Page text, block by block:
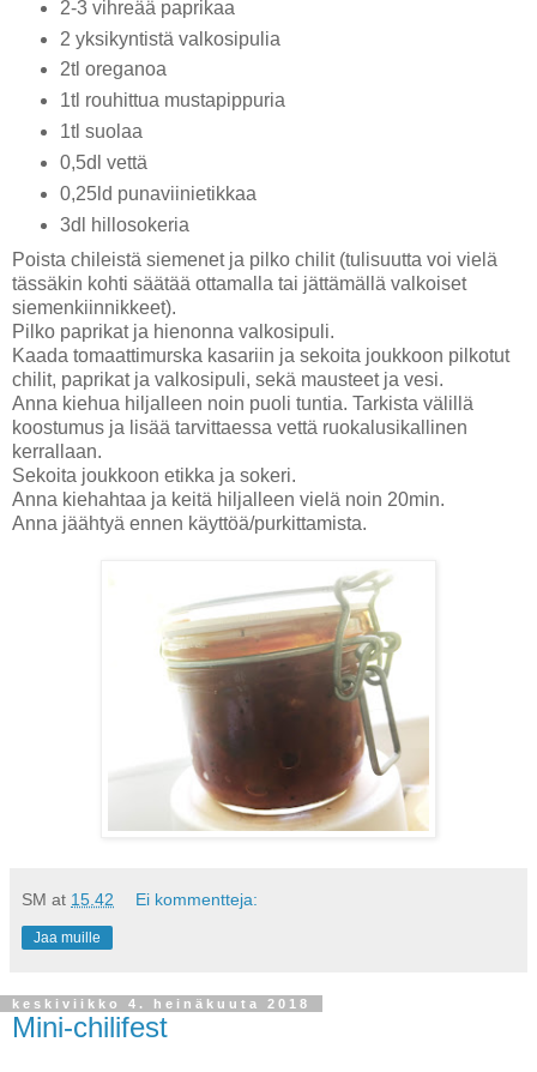
2-3 vihreää paprikaa
2 yksikyntistä valkosipulia
2tl oreganoa
1tl rouhittua mustapippuria
1tl suolaa
0,5dl vettä
0,25ld punaviinietikkaa
3dl hillosokeria
Poista chileistä siemenet ja pilko chilit (tulisuutta voi vielä
tässäkin kohti säätää ottamalla tai jättämällä valkoiset
siemenkiinnikkeet).
Pilko paprikat ja hienonna valkosipuli.
Kaada tomaattimurska kasariin ja sekoita joukkoon pilkotut
chilit, paprikat ja valkosipuli, sekä mausteet ja vesi.
Anna kiehua hiljalleen noin puoli tuntia. Tarkista välillä
koostumus ja lisää tarvittaessa vettä ruokalusikallinen
kerrallaan.
Sekoita joukkoon etikka ja sokeri.
Anna kiehahtaa ja keitä hiljalleen vielä noin 20min.
Anna jäähtyä ennen käyttöä/purkittamista.
SM at 15.42 Ei kommentteja:
Jaa muille
keskiviikko 4. heinäkuuta 2018
Mini-chilifest